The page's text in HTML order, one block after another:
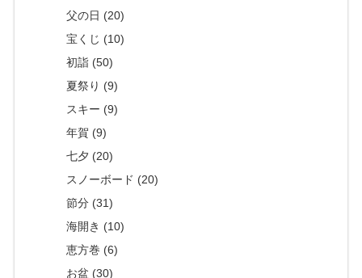
父の日 (20)
宝くじ (10)
初詣 (50)
夏祭り (9)
スキー (9)
年賀 (9)
七夕 (20)
スノーボード (20)
節分 (31)
海開き (10)
恵方巻 (6)
お盆 (30)